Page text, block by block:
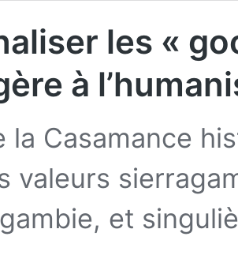
les «
à
la Casamance
valeurs
et